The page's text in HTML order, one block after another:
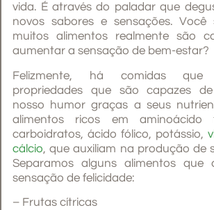
vida. É através do paladar que
novos sabores e sensações. Você
muitos alimentos realmente são
aumentar a sensação de bem-estar?
Felizmente, há comidas que
propriedades que são capazes
nosso humor graças a seus
alimentos ricos em aminoácido
carboidratos, ácido fólico, potássio,
cálcio, que auxiliam na produção de
Separamos alguns alimentos que
sensação de felicidade:
– Frutas cítricas